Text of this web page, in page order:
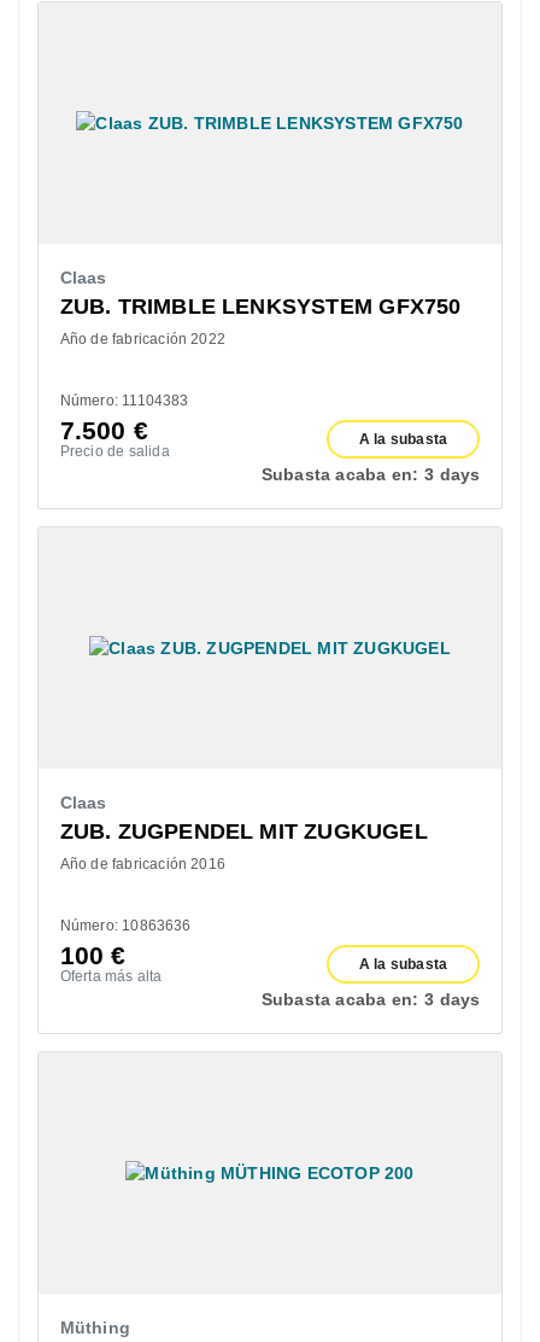
Claas
ZUB. TRIMBLE LENKSYSTEM GFX750
Año de fabricación 2022
Número: 11104383
7.500 €
Precio de salida
A la subasta
Subasta acaba en: 3 days
Claas
ZUB. ZUGPENDEL MIT ZUGKUGEL
Año de fabricación 2016
Número: 10863636
100€
Oferta más alta
A la subasta
Subasta acaba en: 3 days
Müthing